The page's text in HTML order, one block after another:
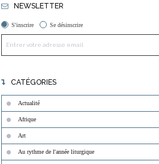
NEWSLETTER
S'inscrire Se désinscrire
CATÉGORIES
Actualité
Afrique
Art
Au rythme de l'année liturgique